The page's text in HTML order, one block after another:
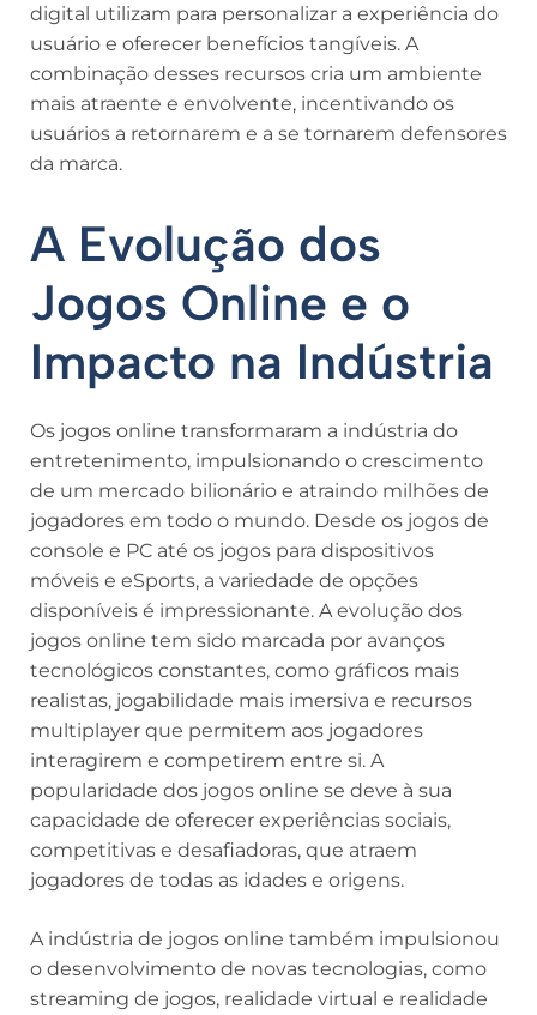
digital utilizam para personalizar a experiência do
usuário e oferecer benefícios tangíveis. A
combinação desses recursos cria um ambiente
mais atraente e envolvente, incentivando os
usuários a retornarem e a se tornarem defensores
da marca.
A Evolução dos
Jogos Online e o
Impacto na Indústria
Os jogos online transformaram a indústria do
entretenimento, impulsionando o crescimento
de um mercado bilionário e atraindo milhões de
jogadores em todo o mundo. Desde os jogos de
console e PC até os jogos para dispositivos
móveis e eSports, a variedade de opções
disponíveis é impressionante. A evolução dos
jogos online tem sido marcada por avanços
tecnológicos constantes, como gráficos mais
realistas, jogabilidade mais imersiva e recursos
multiplayer que permitem aos jogadores
interagirem e competirem entre si. A
popularidade dos jogos online se deve à sua
capacidade de oferecer experiências sociais,
competitivas e desafiadoras, que atraem
jogadores de todas as idades e origens.
A indústria de jogos online também impulsionou
o desenvolvimento de novas tecnologias, como
streaming de jogos, realidade virtual e realidade